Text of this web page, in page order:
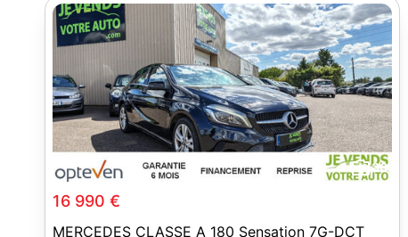
30
16 990 €
MERCEDES CLASSE A 180 Sensation 7G-DCT